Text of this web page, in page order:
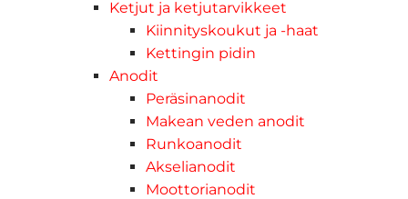
Ketjut ja ketjutarvikkeet
Kiinnityskoukut ja -haat
Kettingin pidin
Anodit
Peräsinanodit
Makean veden anodit
Runkoanodit
Akselianodit
Moottorianodit